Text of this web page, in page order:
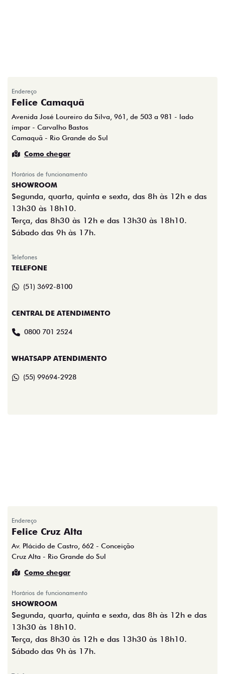
Endereço
Felice Camaquã
Avenida José Loureiro da Silva, 961, de 503 a 981 - lado
ímpar - Carvalho Bastos
Camaquã - Rio Grande do Sul
Como chegar
Horários de funcionamento
SHOWROOM
Segunda, quarta, quinta e sexta, das 8h às 12h e das
13h30 às 18h10.
Terça, das 8h30 às 12h e das 13h30 às 18h10.
Sábado das 9h às 17h.
Telefones
TELEFONE
(51) 3692-8100
CENTRAL DE ATENDIMENTO
0800 701 2524
WHATSAPP ATENDIMENTO
(55) 99694-2928
Endereço
Felice Cruz Alta
Av. Plácido de Castro, 662 - Conceição
Cruz Alta - Rio Grande do Sul
Como chegar
Horários de funcionamento
SHOWROOM
Segunda, quarta, quinta e sexta, das 8h às 12h e das
13h30 às 18h10.
Terça, das 8h30 às 12h e das 13h30 às 18h10.
Sábado das 9h às 17h.